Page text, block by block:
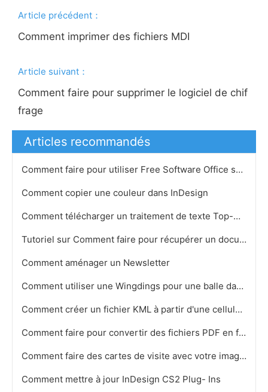
Article précédent：
Comment imprimer des fichiers MDI
Article suivant：
Comment faire pour supprimer le logiciel de chif
frage
Articles recommandés
Comment faire pour utiliser Free Software Office sur un Mac
Comment copier une couleur dans InDesign
Comment télécharger un traitement de texte Top-Notch gratuitement
Tutoriel sur Comment faire pour récupérer un document Word
Comment aménager un Newsletter
Comment utiliser une Wingdings pour une balle dans FrameMaker
Comment créer un fichier KML à partir d'une cellule de base de données
Comment faire pour convertir des fichiers PDF en fichiers InDesign
Comment faire des cartes de visite avec votre image sur eux
Comment mettre à jour InDesign CS2 Plug- Ins